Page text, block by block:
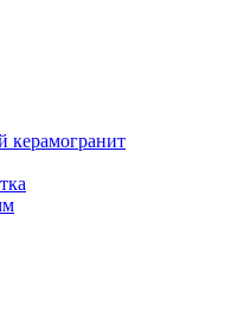
керамогранит